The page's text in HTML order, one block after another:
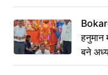
हनुमान
बने